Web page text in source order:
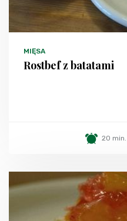
MIĘSA
Rostbef z batatami
20 min.